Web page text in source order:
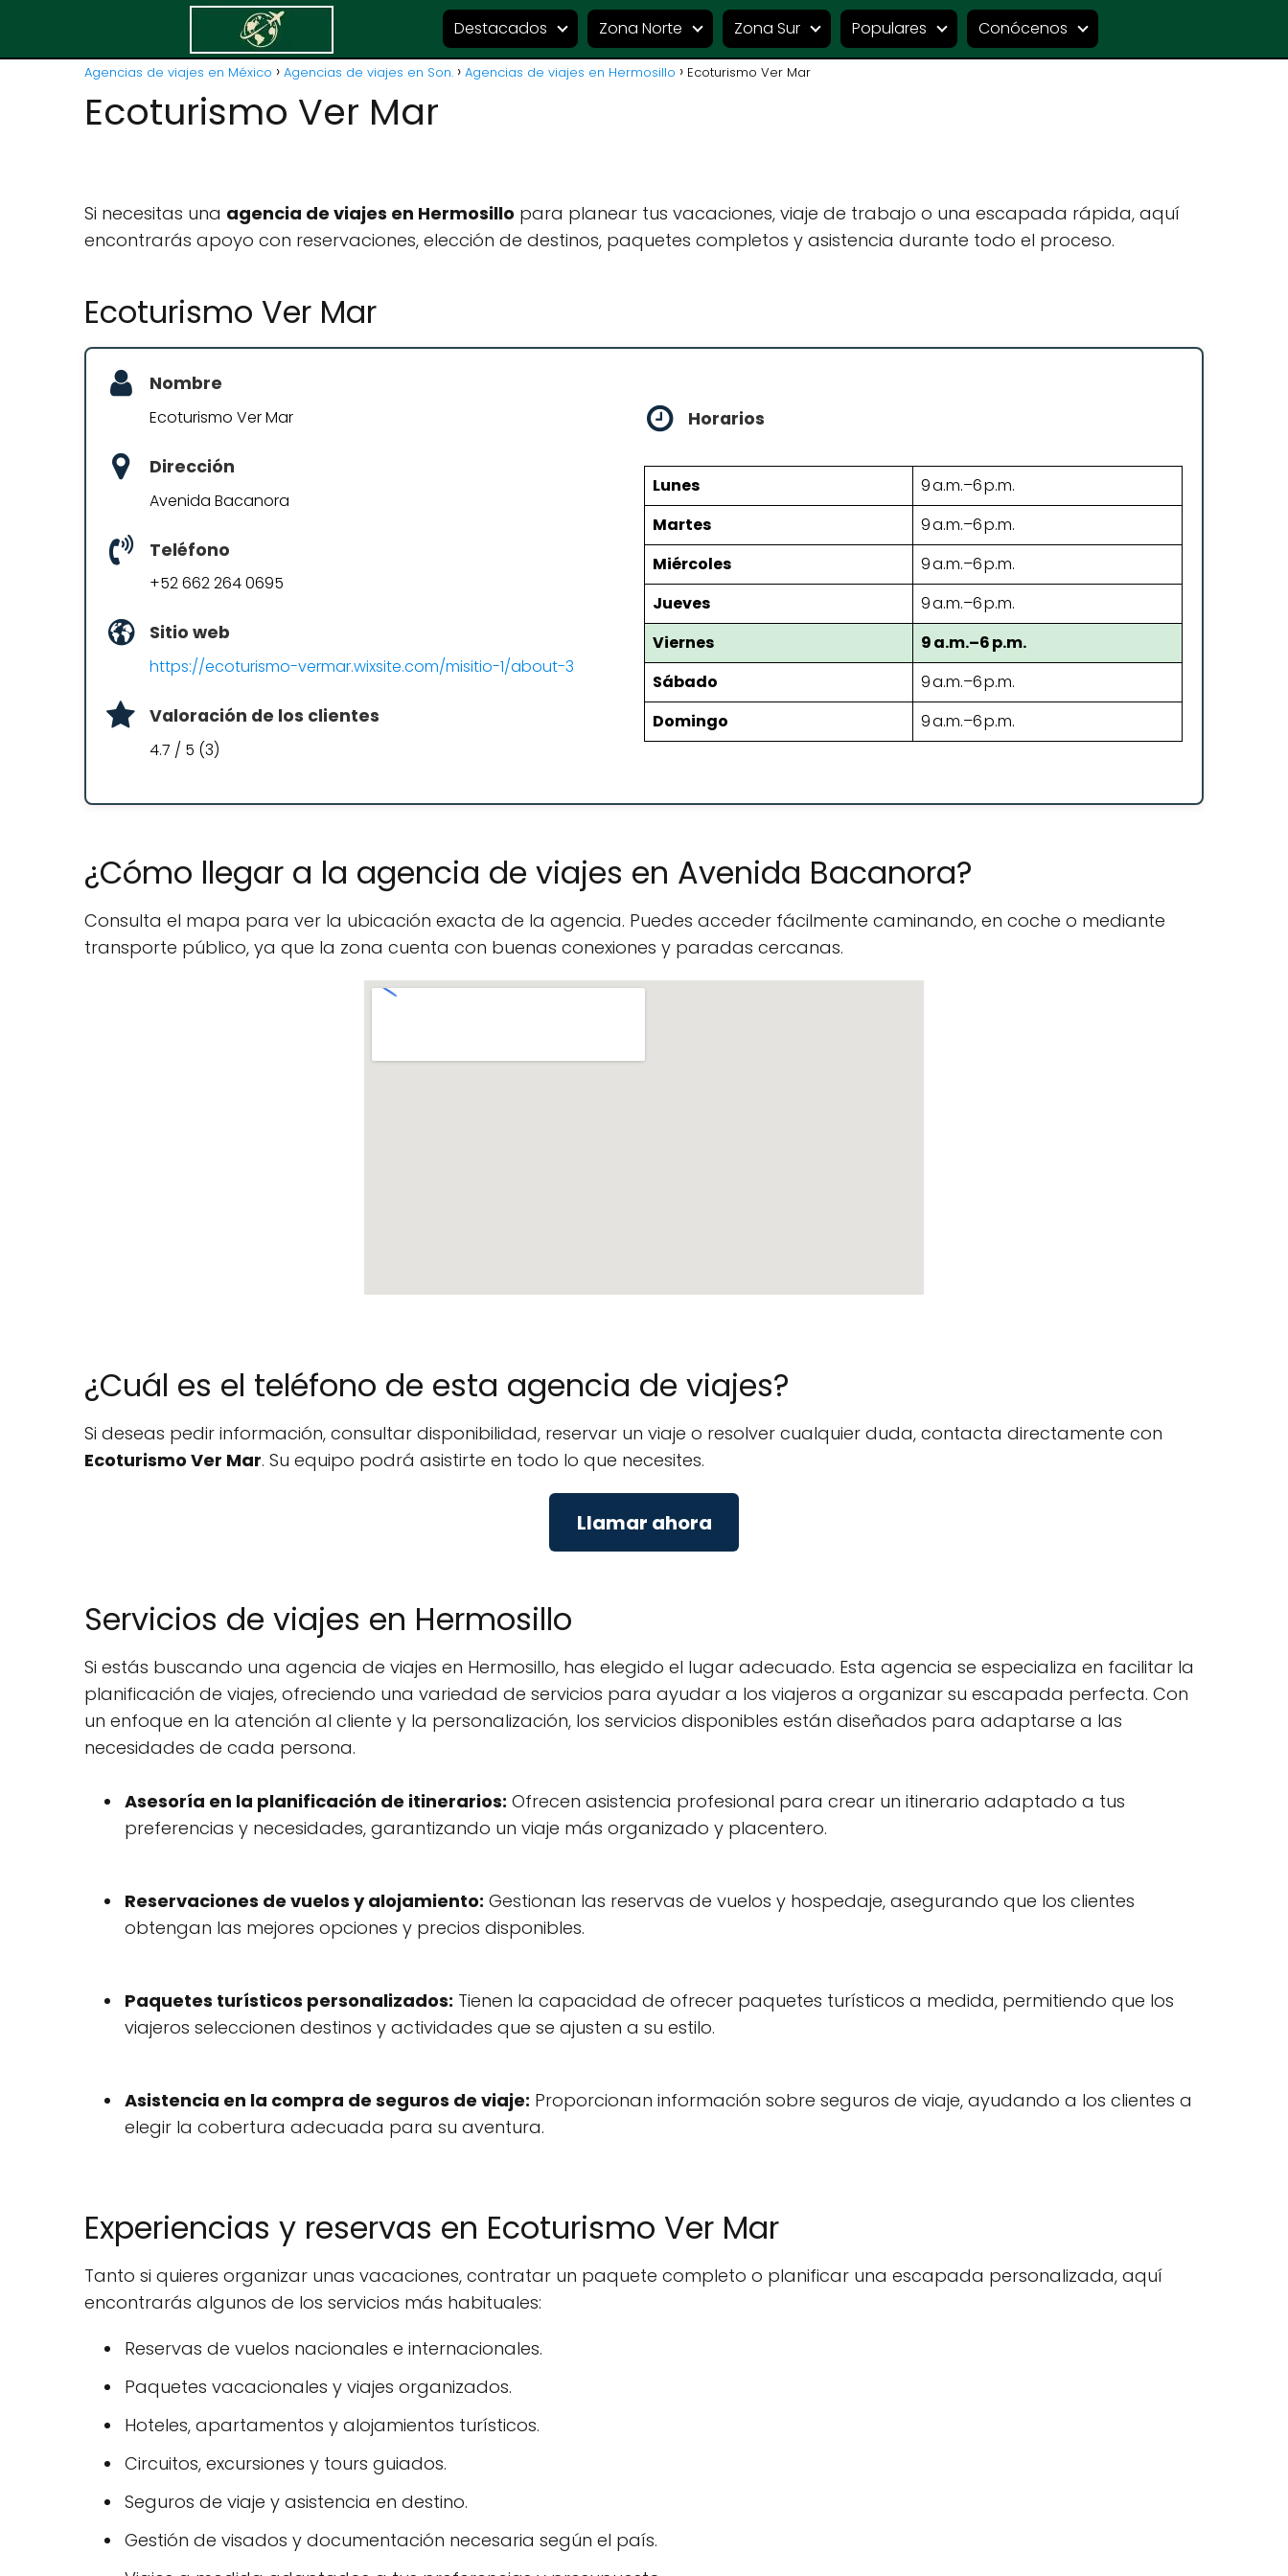
Destacados Zona Norte Zona Sur Populares Conócenos
Agencias de viajes en México Agencias de viajes en Son. Agencias de viajes en Hermosillo Ecoturismo Ver Mar
Ecoturismo Ver Mar
Si necesitas una agencia de viajes en Hermosillo para planear tus vacaciones, viaje de trabajo o una escapada rápida, aquí
encontrarás apoyo con reservaciones, elección de destinos, paquetes completos y asistencia durante todo el proceso.
Ecoturismo Ver Mar
Nombre
Ecoturismo Ver Mar
Dirección
Avenida Bacanora
Teléfono
+52 662 264 0695
Sitio web
https://ecoturismo-vermar.wixsite.com/misitio-1/about-3
Valoración de los clientes
4.7 / 5 (3)
Horarios
Lunes
9 a.m.–6 p.m.
Martes
9 a.m.–6 p.m.
Miércoles
9 a.m.–6 p.m.
Jueves
9 a.m.–6 p.m.
Viernes
9 a.m.–6 p.m.
Sábado
9 a.m.–6 p.m.
Domingo
9 a.m.–6 p.m.
¿Cómo llegar a la agencia de viajes en Avenida Bacanora?
Consulta el mapa para ver la ubicación exacta de la agencia. Puedes acceder fácilmente caminando, en coche o mediante
transporte público, ya que la zona cuenta con buenas conexiones y paradas cercanas.
¿Cuál es el teléfono de esta agencia de viajes?
Si deseas pedir información, consultar disponibilidad, reservar un viaje o resolver cualquier duda, contacta directamente con
Ecoturismo Ver Mar. Su equipo podrá asistirte en todo lo que necesites.
Llamar ahora
Servicios de viajes en Hermosillo
Si estás buscando una agencia de viajes en Hermosillo, has elegido el lugar adecuado. Esta agencia se especializa en facilitar la
planificación de viajes, ofreciendo una variedad de servicios para ayudar a los viajeros a organizar su escapada perfecta. Con
un enfoque en la atención al cliente y la personalización, los servicios disponibles están diseñados para adaptarse a las
necesidades de cada persona.
Asesoría en la planificación de itinerarios: Ofrecen asistencia profesional para crear un itinerario adaptado a tus
preferencias y necesidades, garantizando un viaje más organizado y placentero.
Reservaciones de vuelos y alojamiento: Gestionan las reservas de vuelos y hospedaje, asegurando que los clientes
obtengan las mejores opciones y precios disponibles.
Paquetes turísticos personalizados: Tienen la capacidad de ofrecer paquetes turísticos a medida, permitiendo que los
viajeros seleccionen destinos y actividades que se ajusten a su estilo.
Asistencia en la compra de seguros de viaje: Proporcionan información sobre seguros de viaje, ayudando a los clientes a
elegir la cobertura adecuada para su aventura.
Experiencias y reservas en Ecoturismo Ver Mar
Tanto si quieres organizar unas vacaciones, contratar un paquete completo o planificar una escapada personalizada, aquí
encontrarás algunos de los servicios más habituales:
Reservas de vuelos nacionales e internacionales.
Paquetes vacacionales y viajes organizados.
Hoteles, apartamentos y alojamientos turísticos.
Circuitos, excursiones y tours guiados.
Seguros de viaje y asistencia en destino.
Gestión de visados y documentación necesaria según el país.